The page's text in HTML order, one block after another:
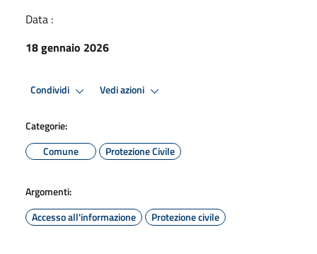
Data :
18 gennaio 2026
Condividi Vedi azioni
Categorie:
Comune
Protezione Civile
Argomenti:
Accesso all'informazione
Protezione civile